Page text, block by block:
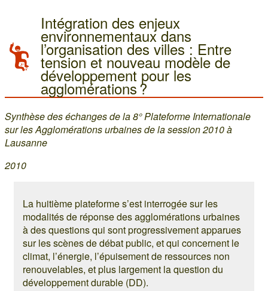
Intégration des enjeux
environnementaux dans
l’organisation des villes : Entre
tension et nouveau modèle de
développement pour les
agglomérations ?
Synthèse des échanges de la 8° Plateforme Internationale
sur les Agglomérations urbaines de la session 2010 à
Lausanne
2010
La huitième plateforme s’est interrogée sur les
modalités de réponse des agglomérations urbaines
à des questions qui sont progressivement apparues
sur les scènes de débat public, et qui concernent le
climat, l’énergie, l’épuisement de ressources non
renouvelables, et plus largement la question du
développement durable (DD).